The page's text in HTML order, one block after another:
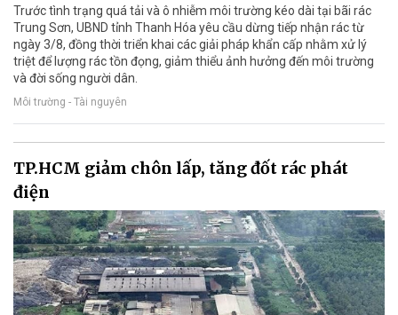
Trước tình trạng quá tải và ô nhiễm môi trường kéo dài tại bãi rác
Trung Sơn, UBND tỉnh Thanh Hóa yêu cầu dừng tiếp nhận rác từ
ngày 3/8, đồng thời triển khai các giải pháp khẩn cấp nhằm xử lý
triệt để lượng rác tồn đọng, giảm thiểu ảnh hưởng đến môi trường
và đời sống người dân.
Môi trường - Tài nguyên
TP.HCM giảm chôn lấp, tăng đốt rác phát
điện